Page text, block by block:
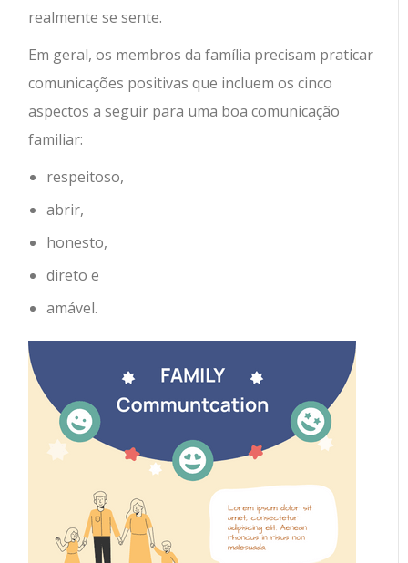
realmente se sente.
Em geral, os membros da família precisam praticar
comunicações positivas que incluem os cinco
aspectos a seguir para uma boa comunicação
familiar:
respeitoso,
abrir,
honesto,
direto e
amável.